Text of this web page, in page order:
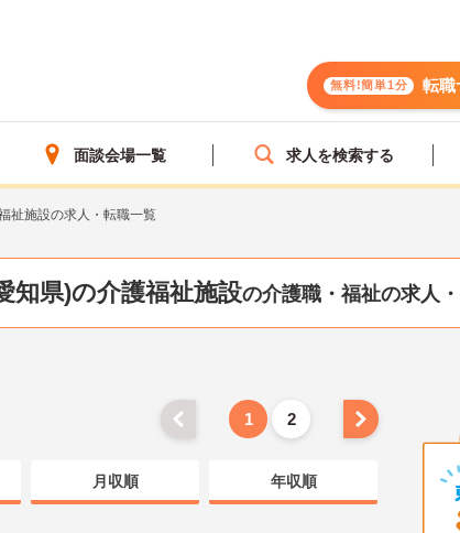
無料!簡単1分 転職
面談会場一覧 求人を検索する
祉施設の求人・転職一覧
知県)の介護福祉施設の介護職・福祉の求人
1 2
月収順 年収順